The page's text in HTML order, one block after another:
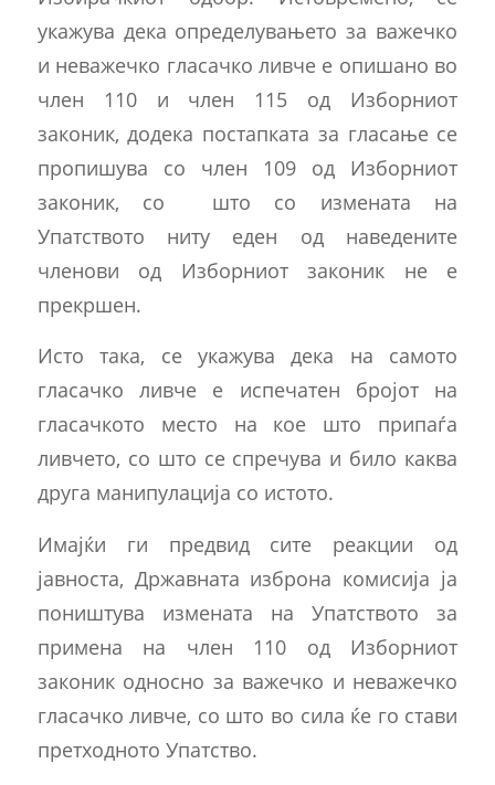
укажува дека определувањето за важечко
и неважечко гласачко ливче е опишано во
член 110 и член 115 од Изборниот
законик, додека постапката за гласање се
пропишува со член 109 од Изборниот
законик, со што со измената на
Упатството ниту еден од наведените
членови од Изборниот законик не е
прекршен.
Исто така, се укажува дека на самото
гласачко ливче е испечатен бројот на
гласачкото место на кое што припаѓа
ливчето, со што се спречува и било каква
друга манипулација со истото.
Имајќи ги предвид сите реакции од
јавноста, Државната изброна комисија ја
поништува измената на Упатството за
примена на член 110 од Изборниот
законик односно за важечко и неважечко
гласачко ливче, со што во сила ќе го стави
претходното Упатство.